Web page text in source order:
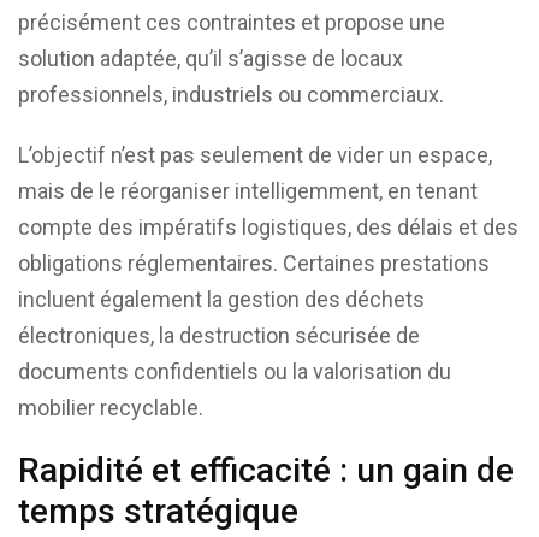
précisément ces contraintes et propose une
solution adaptée, qu’il s’agisse de locaux
professionnels, industriels ou commerciaux.
L’objectif n’est pas seulement de vider un espace,
mais de le réorganiser intelligemment, en tenant
compte des impératifs logistiques, des délais et des
obligations réglementaires. Certaines prestations
incluent également la gestion des déchets
électroniques, la destruction sécurisée de
documents confidentiels ou la valorisation du
mobilier recyclable.
Rapidité et efficacité : un gain de
temps stratégique